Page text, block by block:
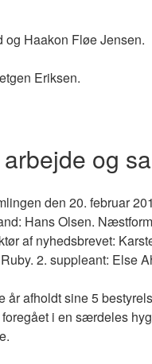
og Haakon Fløe Jensen.
Eriksen.
og
den 20. februar
Hans Olsen.
af nyhedsbrevet:
2. suppleant: Else
år afholdt sine 5
i en særdeles